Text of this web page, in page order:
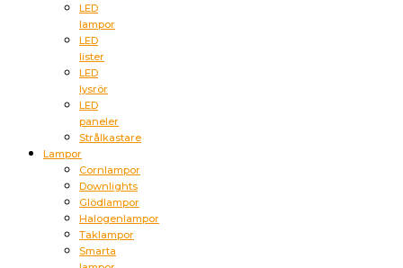
LED
lampor
LED
lister
LED
lysrör
LED
paneler
Strålkastare
Lampor
Cornlampor
Downlights
Glödlampor
Halogenlampor
Taklampor
Smarta